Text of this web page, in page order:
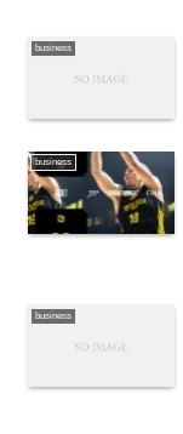
business
business
business